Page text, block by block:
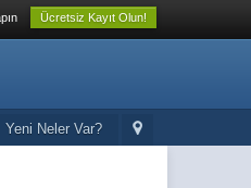
Ücretsiz Kayıt Olun!
Yeni Neler Var?